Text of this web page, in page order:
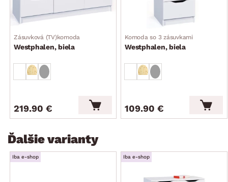
Zásuvková (TV)komoda
Westphalen, biela
219.90 €
Komoda so 3 zásuvkami
Westphalen, biela
109.90 €
Ďalšie varianty
Iba e-shop Iba e-shop